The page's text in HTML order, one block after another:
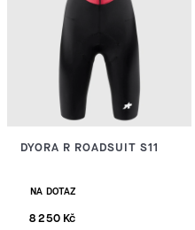
DYORA R ROADSUIT S11
NA DOTAZ
8 250 Kč